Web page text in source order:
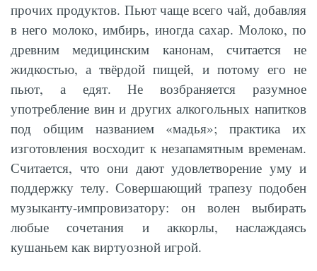
прочих продуктов. Пьют чаще всего чай, добавляя
в него молоко, имбирь, иногда сахар. Молоко, по
древним медицинским канонам, считается не
жидкостью, а твёрдой пищей, и потому его не
пьют, а едят. Не возбраняется разумное
употребление вин и других алкогольных напитков
под общим названием «мадья»; практика их
изготовления восходит к незапамятным временам.
Считается, что они дают удовлетворение уму и
поддержку телу. Совершающий трапезу подобен
музыканту-импровизатору: он волен выбирать
любые сочетания и аккорлы, наслаждаясь
кушаньем как виртуозной игрой.